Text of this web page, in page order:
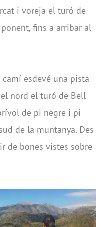
i voreja el turó de
fins a arribar al
esdevé una pista
nord el turó de Bell-
de pi negre i pi
de la muntanya. Des
de bones vistes sobre